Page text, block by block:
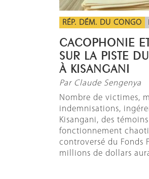
RÉP. DÉM. DU CONGO
CACOPHONIE
SUR LA PISTE
À KISANGANI
Par Claude Sengenya
Nombre de victimes,
indemnisations,
Kisangani, des
fonctionnement
controversé du Fonds
millions de dollars